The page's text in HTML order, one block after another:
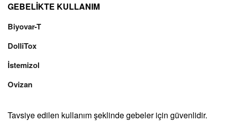
GEBELİKTE KULLANIM
Biyovar-T
DolliTox
İstemizol
Ovizan
Tavsiye edilen kullanım şeklinde gebeler için güvenlidir.